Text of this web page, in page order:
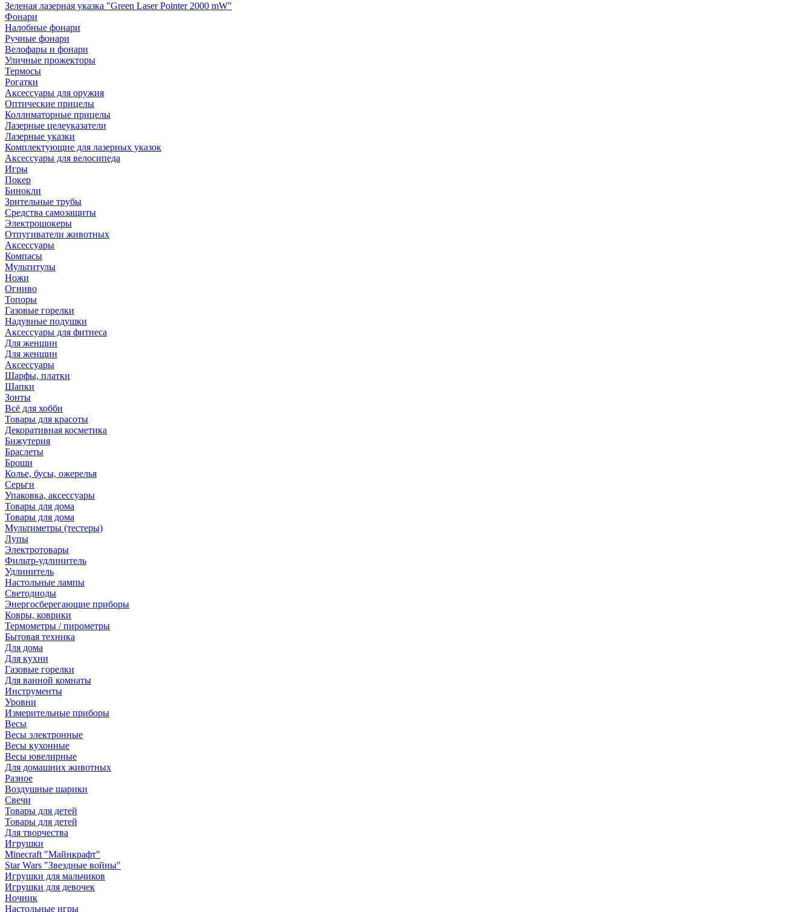
Зеленая лазерная указка "Green Laser Pointer 2000 mW"
Фонари
Налобные фонари
Ручные фонари
Велофары и фонари
Уличные прожекторы
Термосы
Рогатки
Аксессуары для оружия
Оптические прицелы
Коллиматорные прицелы
Лазерные целеуказатели
Лазерные указки
Комплектующие для лазерных указок
Аксессуары для велосипеда
Игры
Покер
Бинокли
Зрительные трубы
Средства самозащиты
Электрошокеры
Отпугиватели животных
Аксессуары
Компасы
Мультитулы
Ножи
Огниво
Топоры
Газовые горелки
Надувные подушки
Аксессуары для фитнеса
Для женщин
Для женщин
Аксессуары
Шарфы, платки
Шапки
Зонты
Всё для хобби
Товары для красоты
Декоративная косметика
Бижутерия
Браслеты
Броши
Колье, бусы, ожерелья
Серьги
Упаковка, аксессуары
Товары для дома
Товары для дома
Мультиметры (тестеры)
Лупы
Электротовары
Фильтр-удлинитель
Удлинитель
Настольные лампы
Светодиоды
Энергосберегающие приборы
Ковры, коврики
Термометры / пирометры
Бытовая техника
Для дома
Для кухни
Газовые горелки
Для ванной комнаты
Инструменты
Уровни
Измерительные приборы
Весы
Весы электронные
Весы кухонные
Весы ювелирные
Для домашних животных
Разное
Воздушные шарики
Свечи
Товары для детей
Товары для детей
Для творчества
Игрушки
Minecraft "Майнкрафт"
Star Wars "Звездные войны"
Игрушки для мальчиков
Игрушки для девочек
Ночник
Настольные игры